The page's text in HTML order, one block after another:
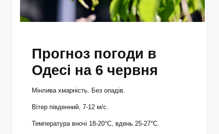
Прогноз погоди в
Одесі на 6 червня
Мінлива хмарність. Без опадів.
Вітер південний, 7-12 м/с.
Температура вночі 18-20°С, вдень 25-27°С.